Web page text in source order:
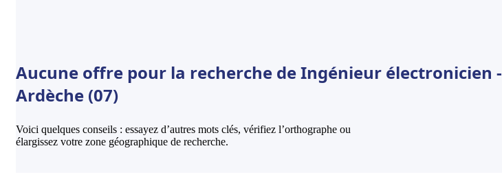
Aucune offre pour la recherche de Ingénieur électronicien -
Ardèche (07)
Voici quelques conseils : essayez d’autres mots clés, vérifiez l’orthographe ou
élargissez votre zone géographique de recherche.